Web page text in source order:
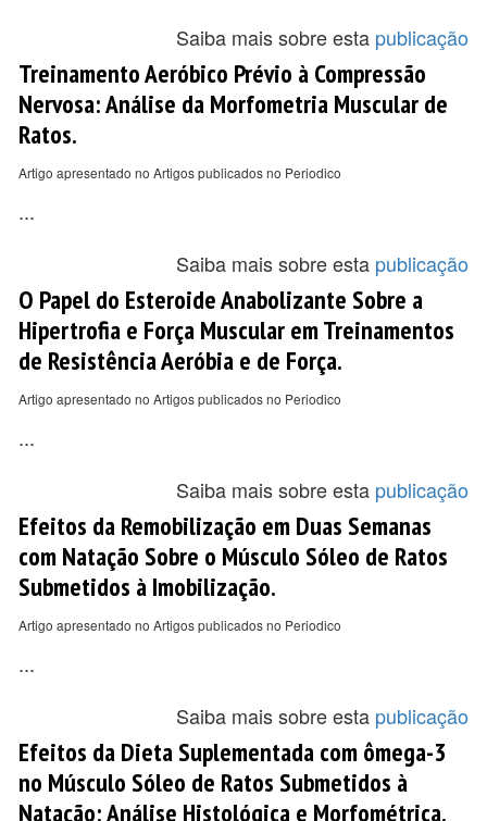
Saiba mais sobre esta publicação
Treinamento Aeróbico Prévio à Compressão
Nervosa: Análise da Morfometria Muscular de
Ratos.
Artigo apresentado no Artigos publicados no Periodico
...
Saiba mais sobre esta publicação
O Papel do Esteroide Anabolizante Sobre a
Hipertrofia e Força Muscular em Treinamentos
de Resistência Aeróbia e de Força.
Artigo apresentado no Artigos publicados no Periodico
...
Saiba mais sobre esta publicação
Efeitos da Remobilização em Duas Semanas
com Natação Sobre o Músculo Sóleo de Ratos
Submetidos à Imobilização.
Artigo apresentado no Artigos publicados no Periodico
...
Saiba mais sobre esta publicação
Efeitos da Dieta Suplementada com ômega-3
no Músculo Sóleo de Ratos Submetidos à
Natação: Análise Histológica e Morfométrica.